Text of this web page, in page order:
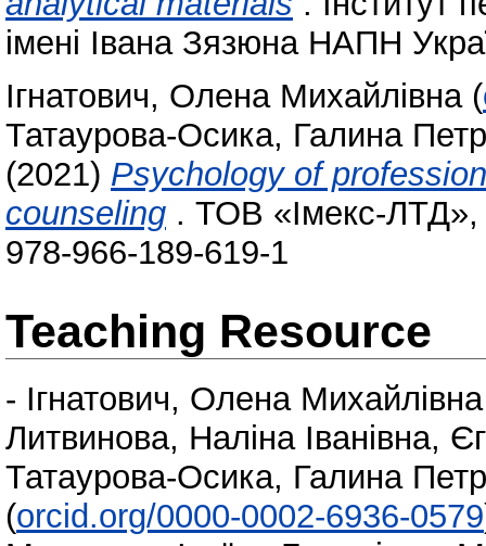
імені Івана Зязюна НАПН
Ігнатович, Олена Михайлівна (
Татаурова-Осика, Галина
(2021) Psychology of
counseling . ТОВ «Імекс-ЛТД»,
978-966-189-619-1
Teaching Resource
- Ігнатович, Олена Михайлівна
Литвинова, Наліна Іванівна,
Татаурова-Осика, Галина
(orcid.org/0000-0002-6936-0579